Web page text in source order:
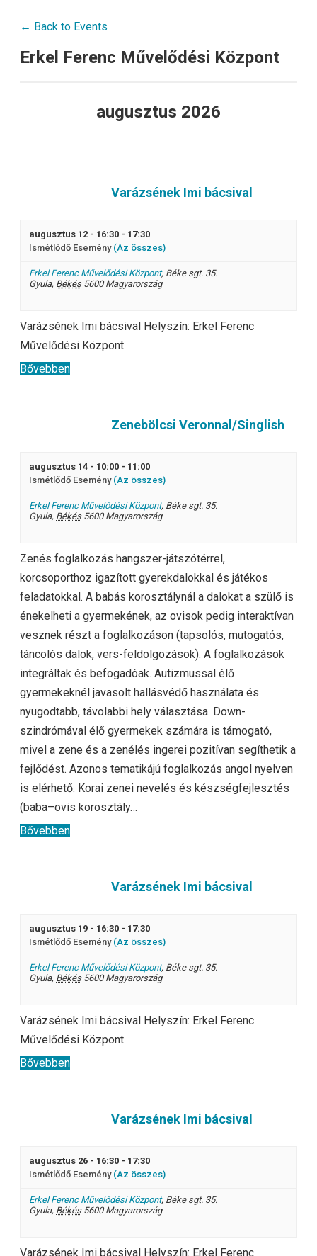
← Back to Events
Erkel Ferenc Művelődési Központ
augusztus 2026
Varázsének Imi bácsival
augusztus 12 - 16:30 - 17:30
Ismétlődő Esemény (Az összes)
Erkel Ferenc Művelődési Központ, Béke sgt. 35.
Gyula, Békés 5600 Magyarország
Varázsének Imi bácsival Helyszín: Erkel Ferenc
Művelődési Központ
Bővebben
Zenebölcsi Veronnal/Singlish
augusztus 14 - 10:00 - 11:00
Ismétlődő Esemény (Az összes)
Erkel Ferenc Művelődési Központ, Béke sgt. 35.
Gyula, Békés 5600 Magyarország
Zenés foglalkozás hangszer-játszótérrel,
korcsoporthoz igazított gyerekdalokkal és játékos
feladatokkal. A babás korosztálynál a dalokat a szülő is
énekelheti a gyermekének, az ovisok pedig interaktívan
vesznek részt a foglalkozáson (tapsolós, mutogatós,
táncolós dalok, vers-feldolgozások). A foglalkozások
integráltak és befogadóak. Autizmussal élő
gyermekeknél javasolt hallásvédő használata és
nyugodtabb, távolabbi hely választása. Down-
szindrómával élő gyermekek számára is támogató,
mivel a zene és a zenélés ingerei pozitívan segíthetik a
fejlődést. Azonos tematikájú foglalkozás angol nyelven
is elérhető. Korai zenei nevelés és készségfejlesztés
(baba–ovis korosztály…
Bővebben
Varázsének Imi bácsival
augusztus 19 - 16:30 - 17:30
Ismétlődő Esemény (Az összes)
Erkel Ferenc Művelődési Központ, Béke sgt. 35.
Gyula, Békés 5600 Magyarország
Varázsének Imi bácsival Helyszín: Erkel Ferenc
Művelődési Központ
Bővebben
Varázsének Imi bácsival
augusztus 26 - 16:30 - 17:30
Ismétlődő Esemény (Az összes)
Erkel Ferenc Művelődési Központ, Béke sgt. 35.
Gyula, Békés 5600 Magyarország
Varázsének Imi bácsival Helyszín: Erkel Ferenc